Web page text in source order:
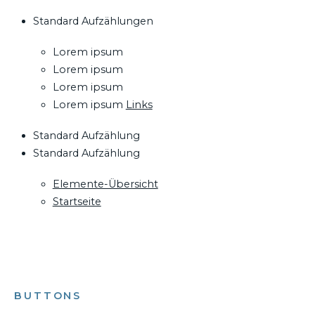
Standard Aufzählungen
Lorem ipsum
Lorem ipsum
Lorem ipsum
Lorem ipsum Links
Standard Aufzählung
Standard Aufzählung
Elemente-Übersicht
Startseite
BUTTONS